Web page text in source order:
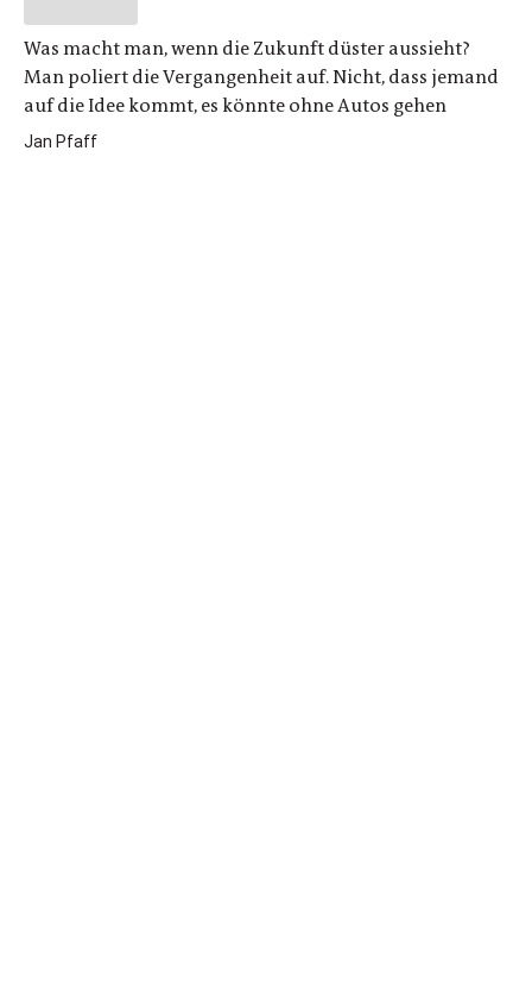
Was macht man, wenn die Zukunft düster aussieht?
Man poliert die Vergangenheit auf. Nicht, dass jemand
auf die Idee kommt, es könnte ohne Autos gehen
Jan Pfaff